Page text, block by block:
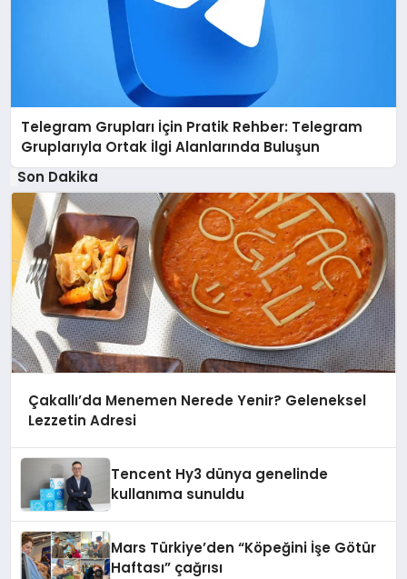
Telegram Grupları İçin Pratik Rehber: Telegram
Gruplarıyla Ortak İlgi Alanlarında Buluşun
Son Dakika
Çakallı’da Menemen Nerede Yenir? Geleneksel
Lezzetin Adresi
Tencent Hy3 dünya genelinde
kullanıma sunuldu
Mars Türkiye’den “Köpeğini İşe Götür
Haftası” çağrısı